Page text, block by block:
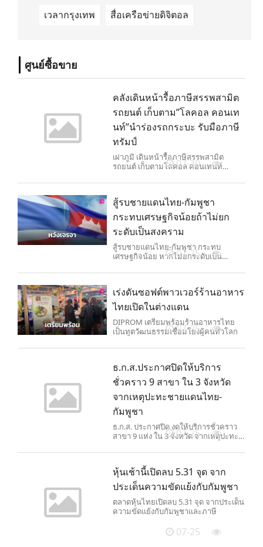
เวลากรุงเทพ สื่อเครือข่ายดิจิตอล
ศูนย์ซื้อขาย
คลังเดินหน้ารื้อภาษีสรรพสามิต
รถยนต์ เก็บตาม”โลคอล คอนเท
นท์”นำร่องรถกระบะ รับมือภาษี
ทรัมป์
เผ่าภูมิ เดินหน้ารื้อภาษีสรรพสามิต
รถยนต์ เก็บตามโลคอล คอนเทนท์
ไทยอยู่รอด รับมือภาษีทรัมป์
07-30
สู้รบชายแดนไทย-กัมพูชา
กระทบเศรษฐกิจน้อยถ้าไม่ยก
ระดับเป็นสงคราม
สู้รบชายแดนไทย-กัมพูชา กระทบ
เศรษฐกิจน้อย หากไม่ยกระดับเป็น
ให้เร็วที่สุด
07-25
เร่งดันซอฟต์พาวเวอร์ร้านอาหาร
ไทยเปิดในต่างแดน
DIPROM เตรียมพร้อมร้านอาหารไทย
เป็นทูตวัฒนธรรมเชื่อมโยงผู้คนทั่วโลก
07-25
ธ.ก.ส.ประกาศปิดให้บริการ
ชั่วคราว 9 สาขา ใน 3 จังหวัด
จากเหตุปะทะชายแดนไทย-
กัมพูชา
ธ.ก.ส. ประกาศปิด งดให้บริการชั่วคราว
สาขา 9 แห่ง ใน 3 จังหวัด จากเหตุปะทะ
07-25
หุ้นเช้านี้เปิดลบ 5.31 จุด จาก
ประเด็นความขัดแย้งกับกัมพูชา
ตลาดหุ้นไทยเปิดลบ 5.31 จุด จากประเด็น
ความขัดแย้งกับกัมพูชาและภาษี
07-25